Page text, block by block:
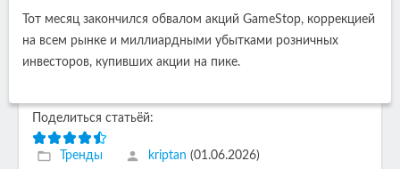
Тот месяц закончился обвалом акций GameStop, коррекцией
на всем рынке и миллиардными убытками розничных
инвесторов, купивших акции на пике.
Поделиться статьёй:
Тренды kriptan (01.06.2026)